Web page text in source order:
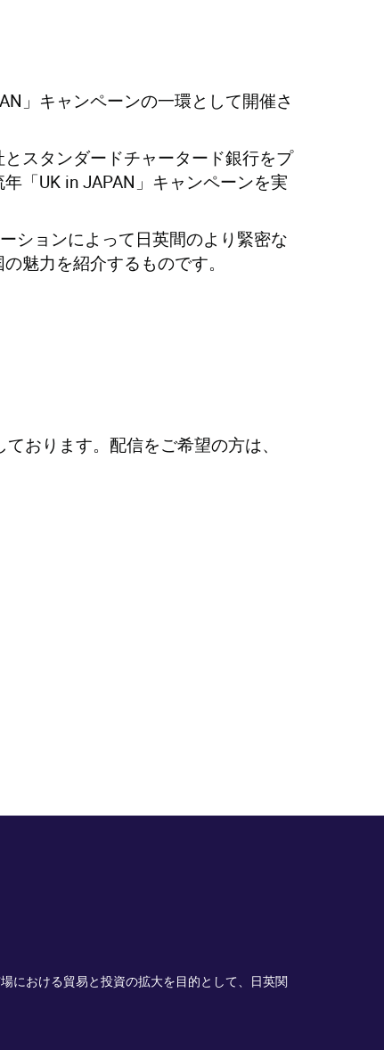
」キャンペーンの一環として開催さ
スタンダードチャータード銀行をプ
「UK in JAPAN」キャンペーンを実
ションによって日英間のより緊密な
魅力を紹介するものです。
おります。配信をご希望の方は、
における貿易と投資の拡大を目的として、日英関